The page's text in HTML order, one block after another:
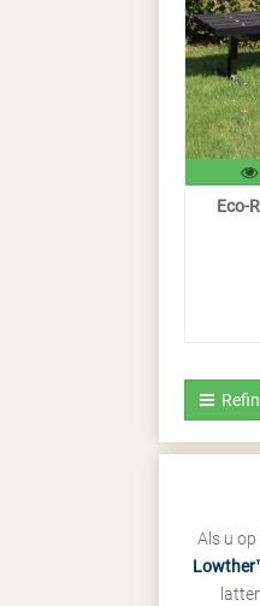
Eco-
Als u